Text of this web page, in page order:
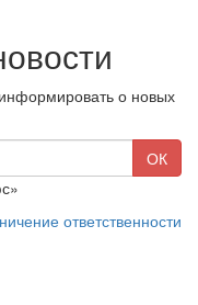
о новых
ОК
ответственности